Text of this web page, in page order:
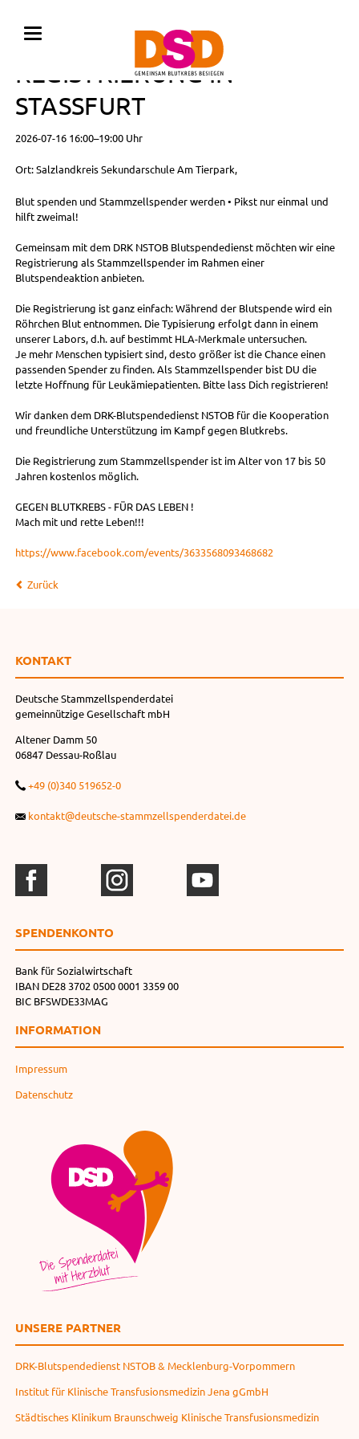
BLUTSPENDE MIT
REGISTRIERUNG IN
STASSFURT
2026-07-16 16:00–19:00 Uhr
Ort: Salzlandkreis Sekundarschule Am Tierpark,
Blut spenden und Stammzellspender werden • Pikst nur einmal und
hilft zweimal!
Gemeinsam mit dem DRK NSTOB Blutspendedienst möchten wir eine
Registrierung als Stammzellspender im Rahmen einer
Blutspendeaktion anbieten.
Die Registrierung ist ganz einfach: Während der Blutspende wird ein
Röhrchen Blut entnommen. Die Typisierung erfolgt dann in einem
unserer Labors, d.h. auf bestimmt HLA-Merkmale untersuchen.
Je mehr Menschen typisiert sind, desto größer ist die Chance einen
passenden Spender zu finden. Als Stammzellspender bist DU die
letzte Hoffnung für Leukämiepatienten. Bitte lass Dich registrieren!
Wir danken dem DRK-Blutspendedienst NSTOB für die Kooperation
und freundliche Unterstützung im Kampf gegen Blutkrebs.
Die Registrierung zum Stammzellspender ist im Alter von 17 bis 50
Jahren kostenlos möglich.
GEGEN BLUTKREBS - FÜR DAS LEBEN !
Mach mit und rette Leben!!!
https://www.facebook.com/events/3633568093468682
Zurück
KONTAKT
Deutsche Stammzellspenderdatei
gemeinnützige Gesellschaft mbH
Altener Damm 50
06847 Dessau-Roßlau
+49 (0)340 519652-0
kontakt@deutsche-stammzellspenderdatei.de
SPENDEN­KONTO
Bank für Sozialwirtschaft
IBAN DE28 3702 0500 0001 3359 00
BIC BFSWDE33MAG
INFORMATION
Impressum
Datenschutz
UNSERE PARTNER
DRK-Blutspendedienst NSTOB & Mecklenburg-Vorpommern
Institut für Klinische Transfusionsmedizin Jena gGmbH
Städtisches Klinikum Braunschweig Klinische Transfusionsmedizin